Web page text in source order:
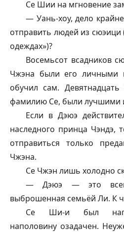
Се Шии на мгновение
— Уань-хоу, дело
отправить людей из сюэици
одеждах»)?
Восемьсот всадников
Чжэна были его личными
обучил сам.
фамилию Се, были лучшими
Если в Дэюэ
наследного принца Чэндэ,
отправиться только
Чжэна.
Се Чжэн лишь холодно
— Дэюэ — это
выброшенная семьёй Ли. К
Се Ши-и был
наполовину озадачен.